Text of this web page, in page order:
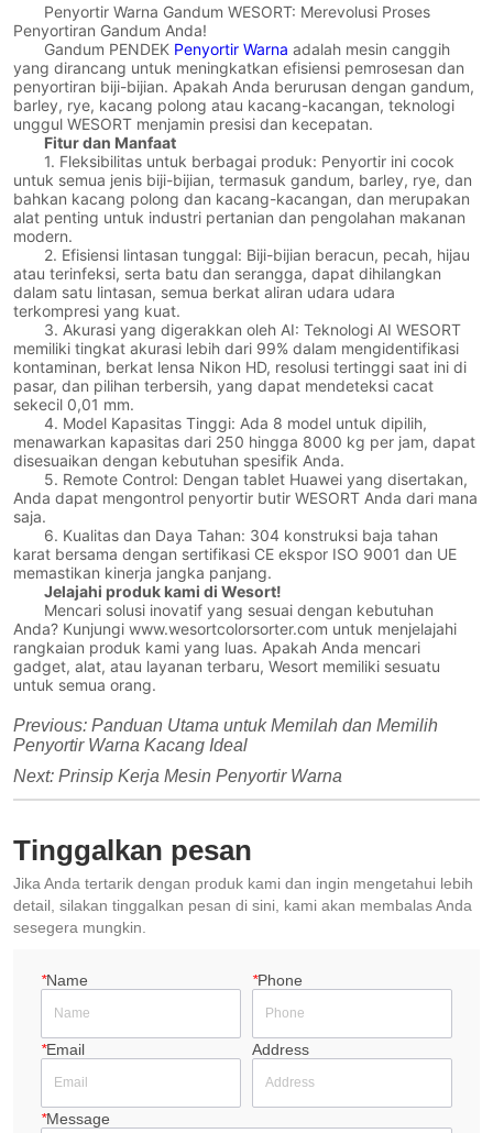
Penyortir Warna Gandum WESORT: Merevolusi Proses
Penyortiran Gandum Anda!
Gandum PENDEK Penyortir Warna adalah mesin canggih
yang dirancang untuk meningkatkan efisiensi pemrosesan dan
penyortiran biji-bijian. Apakah Anda berurusan dengan gandum,
barley, rye, kacang polong atau kacang-kacangan, teknologi
unggul WESORT menjamin presisi dan kecepatan.
Fitur dan Manfaat
1. Fleksibilitas untuk berbagai produk: Penyortir ini cocok
untuk semua jenis biji-bijian, termasuk gandum, barley, rye, dan
bahkan kacang polong dan kacang-kacangan, dan merupakan
alat penting untuk industri pertanian dan pengolahan makanan
modern.
2. Efisiensi lintasan tunggal: Biji-bijian beracun, pecah, hijau
atau terinfeksi, serta batu dan serangga, dapat dihilangkan
dalam satu lintasan, semua berkat aliran udara udara
terkompresi yang kuat.
3. Akurasi yang digerakkan oleh AI: Teknologi AI WESORT
memiliki tingkat akurasi lebih dari 99% dalam mengidentifikasi
kontaminan, berkat lensa Nikon HD, resolusi tertinggi saat ini di
pasar, dan pilihan terbersih, yang dapat mendeteksi cacat
sekecil 0,01 mm.
4. Model Kapasitas Tinggi: Ada 8 model untuk dipilih,
menawarkan kapasitas dari 250 hingga 8000 kg per jam, dapat
disesuaikan dengan kebutuhan spesifik Anda.
5. Remote Control: Dengan tablet Huawei yang disertakan,
Anda dapat mengontrol penyortir butir WESORT Anda dari mana
saja.
6. Kualitas dan Daya Tahan: 304 konstruksi baja tahan
karat bersama dengan sertifikasi CE ekspor ISO 9001 dan UE
memastikan kinerja jangka panjang.
Jelajahi produk kami di Wesort!
Mencari solusi inovatif yang sesuai dengan kebutuhan
Anda? Kunjungi www.wesortcolorsorter.com untuk menjelajahi
rangkaian produk kami yang luas. Apakah Anda mencari
gadget, alat, atau layanan terbaru, Wesort memiliki sesuatu
untuk semua orang.
Previous:Panduan Utama untuk Memilah dan Memilih
Penyortir Warna Kacang Ideal
Next:Prinsip Kerja Mesin Penyortir Warna
Tinggalkan pesan
Jika Anda tertarik dengan produk kami dan ingin mengetahui lebih
detail, silakan tinggalkan pesan di sini, kami akan membalas Anda
sesegera mungkin.
*Name *Phone
*Email Address
*Message